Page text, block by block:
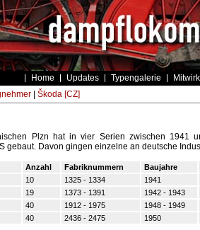
Home Updates Typengalerie
| Škoda [CZ]
Plzn hat in vier Serien zwischen 1941
gebaut. Davon gingen einzelne an deutsche
Anzahl Fabriknummern Baujahre
10 1325 - 1334 1941
19 1373 - 1391
1942 - 1943
40 1912 - 1975 1948 - 1949
40 2436 - 2475 1950